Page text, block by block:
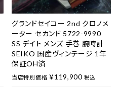
グランドセイコー 2nd クロノメ
ーター セカンド 5722-9990
SS デイト メンズ 手巻 腕時計
SEIKO 国産ヴィンテージ 1年
保証OH済
当店特別価格 ¥119,900 税込